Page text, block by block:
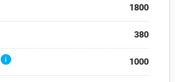
1800
380
i 1000